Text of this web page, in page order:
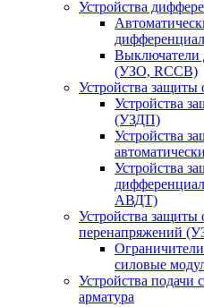
Устройства
Выключатели
(УЗО, RCCB)
Устройства защиты
Устройства
(УЗДП)
Устройства
Устройства
АВДТ)
Устройства защиты
перенапряжений
силовые
Устройства подачи
арматура